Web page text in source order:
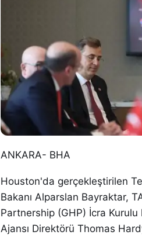
ANKARA- BHA
Houston'da gerçekleştirilen
Bakanı Alparslan Bayraktar,
Partnership (GHP) İcra Kurulu
Ajansı Direktörü Thomas